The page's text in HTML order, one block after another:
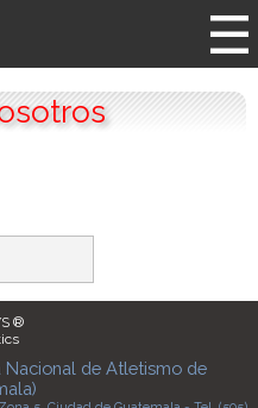
®
Nacional de Atletismo de